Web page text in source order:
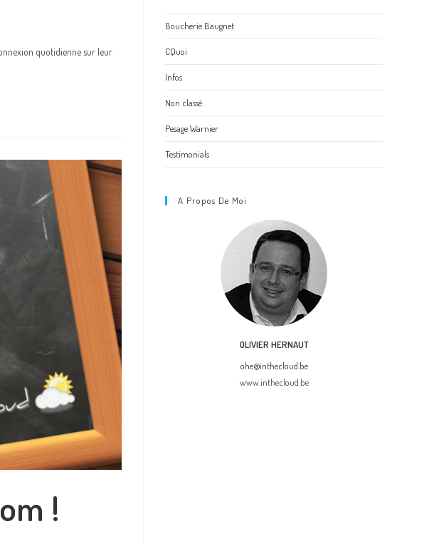
quotidienne sur leur
!
Boucherie Baugnet
CQuoi
Infos
Non classé
Pesage Warnier
Testimonials
A Propos De Moi
OLIVIER HERNAUT
ohe@inthecloud.be
www.inthecloud.be